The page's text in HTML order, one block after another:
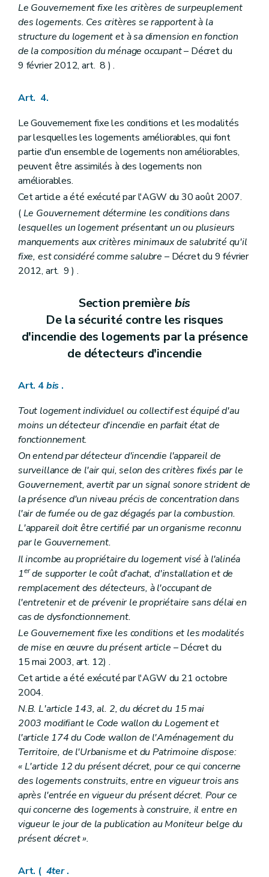
Le Gouvernement fixe les critères de surpeuplement
des logements. Ces critères se rapportent à la
structure du logement et à sa dimension en fonction
de la composition du ménage occupant– Décret du
9 février 2012, art. 8 ) .
Art. 4.
Le Gouvernement fixe les conditions et les modalités
par lesquelles les logements améliorables, qui font
partie d'un ensemble de logements non améliorables,
peuvent être assimilés à des logements non
améliorables.
Cet article a été exécuté par l'AGW du 30 août 2007.
(Le Gouvernement détermine les conditions dans
lesquelles un logement présentant un ou plusieurs
manquements aux critères minimaux de salubrité qu'il
fixe, est considéré comme salubre – Décret du 9 février
2012, art. 9 ) .
Section premièrebis
De la sécurité contre les risques
d'incendie des logements par la présence
de détecteurs d'incendie
Art. 4bis .
Tout logement individuel ou collectif est équipé d'au
moins un détecteur d'incendie en parfait état de
fonctionnement.
On entend par détecteur d'incendie l'appareil de
surveillance de l'air qui, selon des critères fixés par le
Gouvernement, avertit par un signal sonore strident de
la présence d'un niveau précis de concentration dans
l'air de fumée ou de gaz dégagés par la combustion.
L'appareil doit être certifié par un organisme reconnu
par le Gouvernement.
Il incombe au propriétaire du logement visé à l'alinéa
1erde supporter le coût d'achat, d'installation et de
remplacement des détecteurs, à l'occupant de
l'entretenir et de prévenir le propriétaire sans délai en
cas de dysfonctionnement.
Le Gouvernement fixe les conditions et les modalités
de mise en œuvre du présent article – Décret du
15 mai 2003, art. 12) .
Cet article a été exécuté par l'AGW du 21 octobre
2004.
N.B. L'article 143, al. 2, du décret du 15 mai
2003 modifiant le Code wallon du Logement et
l'article 174 du Code wallon de l'Aménagement du
Territoire, de l'Urbanisme et du Patrimoine dispose:
« L'article 12 du présent décret, pour ce qui concerne
des logements construits, entre en vigueur trois ans
après l'entrée en vigueur du présent décret. Pour ce
qui concerne des logements à construire, il entre en
vigueur le jour de la publication au Moniteur belge du
présent décret ».
Art. ( 4ter.